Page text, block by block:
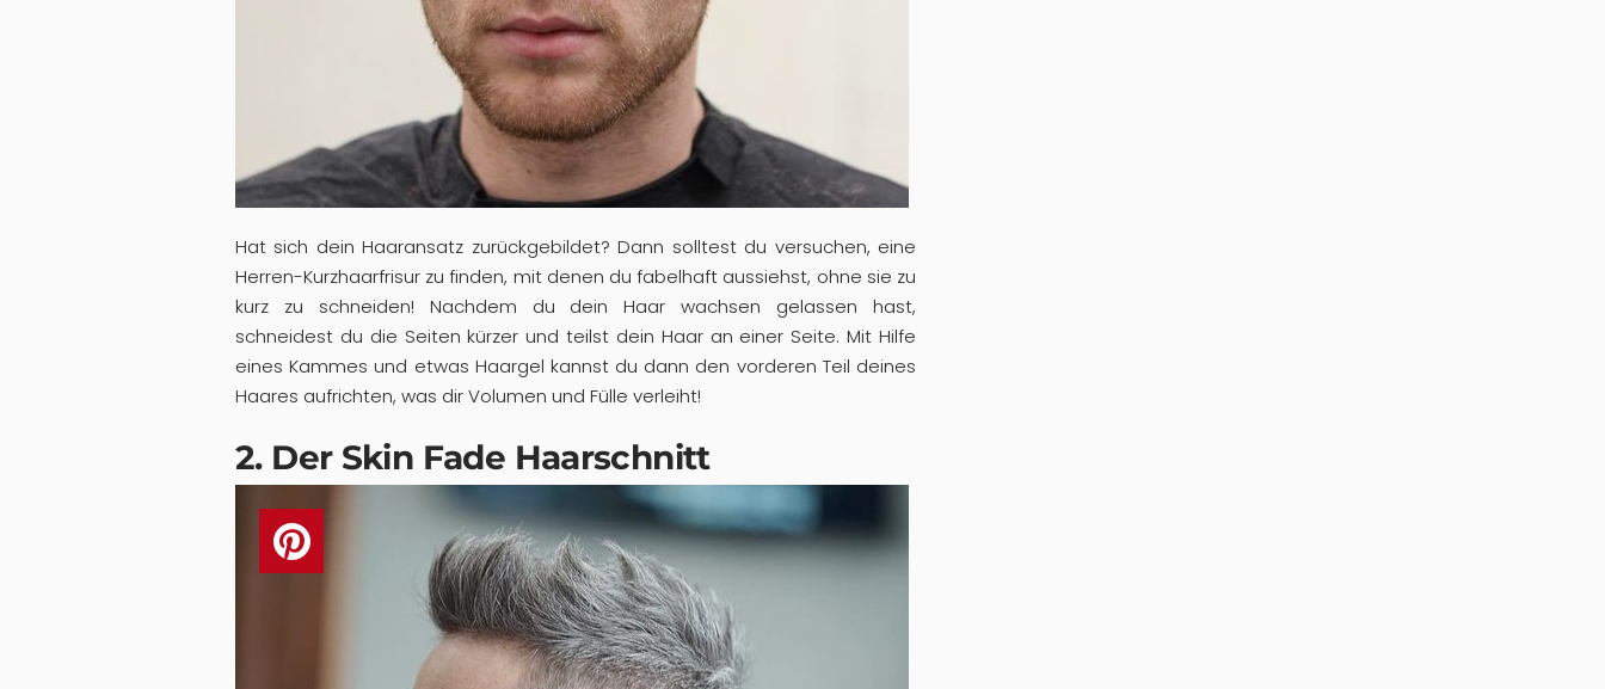
Hat sich dein Haaransatz zurückgebildet? Dann solltest du versuchen, eine
Herren-Kurzhaarfrisur zu finden, mit denen du fabelhaft aussiehst, ohne sie zu
kurz zu schneiden! Nachdem du dein Haar wachsen gelassen hast,
schneidest du die Seiten kürzer und teilst dein Haar an einer Seite. Mit Hilfe
eines Kammes und etwas Haargel kannst du dann den vorderen Teil deines
Haares aufrichten, was dir Volumen und Fülle verleiht!
2. Der Skin Fade Haarschnitt